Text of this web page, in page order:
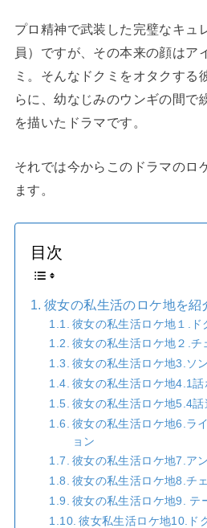
プロ精神で武装した完璧なキュ
員）ですが、その本来の顔はア
ミ。そんなドクミをオタクする
らに、幼なじみのウンギの間で
を描いたドラマです。
それでは今からこのドラマのロ
ます。
目次
彼女の私生活のロケ地を紹
彼女の私生活ロケ地１.ド
彼女の私生活ロケ地２.チ
彼女の私生活ロケ地3.ソ
彼女の私生活ロケ地4.1話
彼女の私生活ロケ地5.4話
彼女の私生活ロケ地6.ラ
ョン
彼女の私生活ロケ地7.ア
彼女の私生活ロケ地8.チ
彼女の私生活ロケ地9. テ
彼女私生活ロケ地10.ド